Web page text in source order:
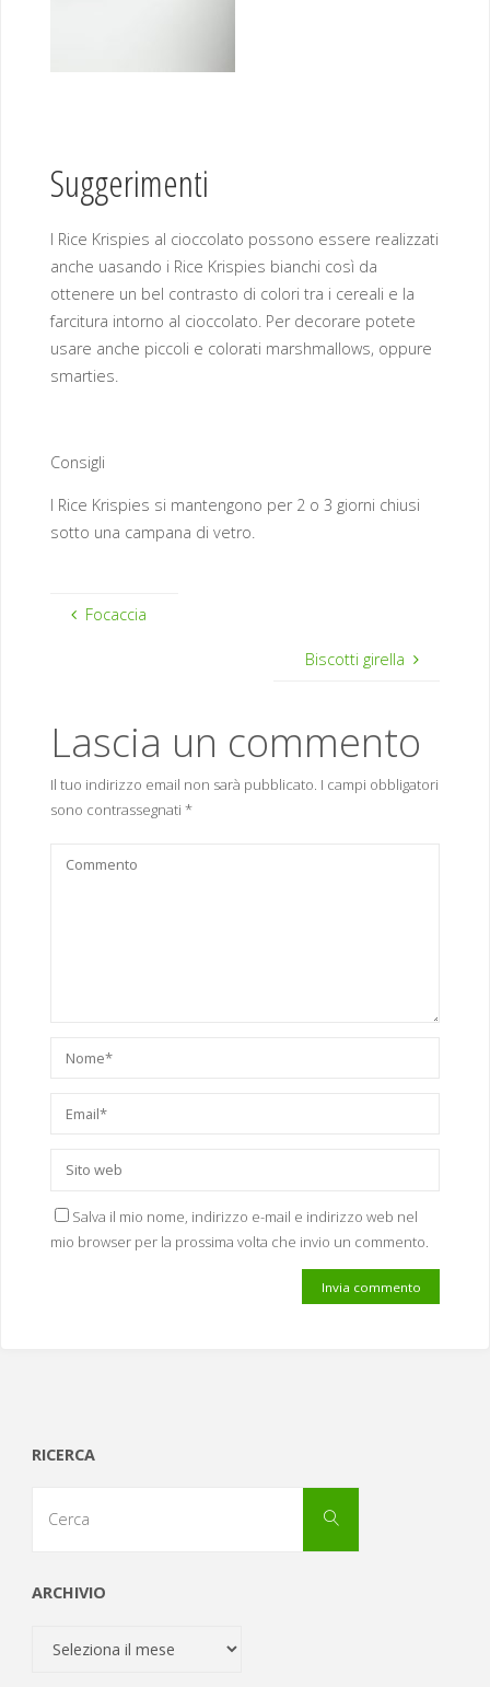
Suggerimenti
I Rice Krispies al cioccolato possono essere realizzati
anche uasando i Rice Krispies bianchi così da
ottenere un bel contrasto di colori tra i cereali e la
farcitura intorno al cioccolato. Per decorare potete
usare anche piccoli e colorati marshmallows, oppure
smarties.
Consigli
I Rice Krispies si mantengono per 2 o 3 giorni chiusi
sotto una campana di vetro.
Focaccia
Biscotti girella
Lascia un commento
Il tuo indirizzo email non sarà pubblicato. I campi obbligatori
sono contrassegnati *
Salva il mio nome, indirizzo e-mail e indirizzo web nel
mio browser per la prossima volta che invio un commento.
RICERCA
Cerca
ARCHIVIO